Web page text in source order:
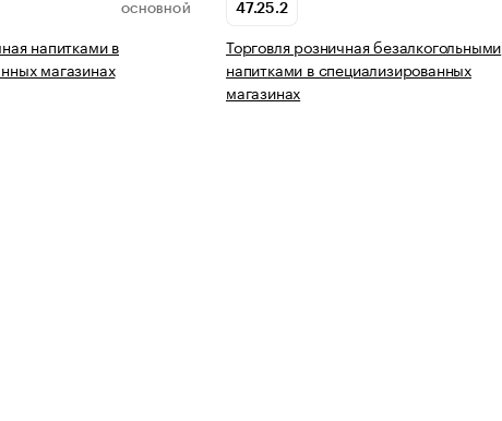
ОСНОВНОЙ
напитками в
магазинах
47.25.2
Торговля розничная безалкогольными
напитками в специализированных
магазинах